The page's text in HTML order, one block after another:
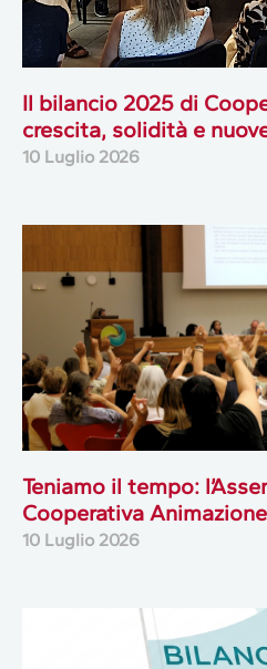
Il bilancio 2025 di
crescita, solidità e
10 Luglio 2026
Teniamo il tempo:
Cooperativa
10 Luglio 2026